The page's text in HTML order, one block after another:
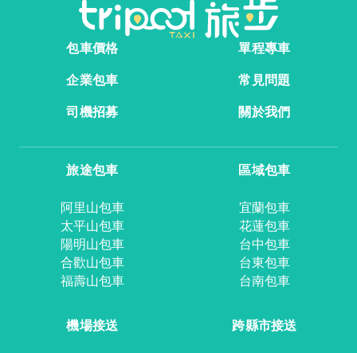
包車價格
單程專車
企業包車
常見問題
司機招募
關於我們
旅途包車
阿里山包車
太平山包車
陽明山包車
合歡山包車
福壽山包車
區域包車
宜蘭包車
花蓮包車
台中包車
台東包車
台南包車
機場接送 跨縣市接送